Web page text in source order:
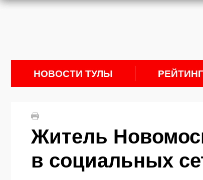
НОВОСТИ ТУЛЫ
Житель
в социальных